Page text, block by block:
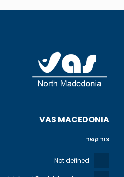
VAS MACEDONIA
צור קשר
Not defined